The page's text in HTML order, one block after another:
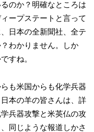
のか？明確なところは
ープステートと言って
日本の全新聞社、全テ
わかりません。しか
すね。
も米国からも化学兵器
本の羊の皆さんは、詳
兵器攻撃と米英仏の攻
同じような報道しかさ